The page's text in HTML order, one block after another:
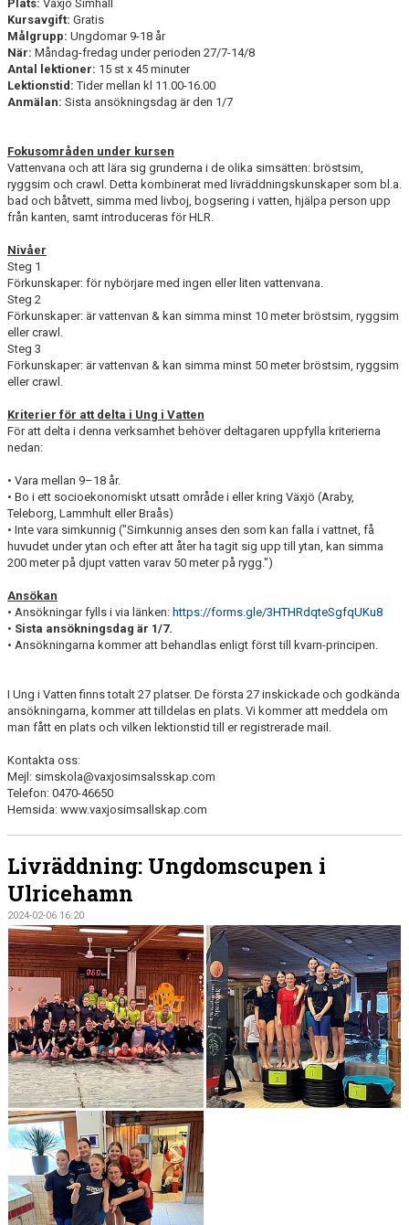
Plats: Växjö Simhall
Kursavgift: Gratis
Målgrupp: Ungdomar 9-18 år
När: Måndag-fredag under perioden 27/7-14/8
Antal lektioner: 15 st x 45 minuter
Lektionstid: Tider mellan kl 11.00-16.00
Anmälan: Sista ansökningsdag är den 1/7
Fokusområden under kursen
Vattenvana och att lära sig grunderna i de olika simsätten: bröstsim,
ryggsim och crawl. Detta kombinerat med livräddningskunskaper som bl.a.
bad och båtvett, simma med livboj, bogsering i vatten, hjälpa person upp
från kanten, samt introduceras för HLR.
Nivåer
Steg 1
Förkunskaper: för nybörjare med ingen eller liten vattenvana.
Steg 2
Förkunskaper: är vattenvan & kan simma minst 10 meter bröstsim, ryggsim
eller crawl.
Steg 3
Förkunskaper: är vattenvan & kan simma minst 50 meter bröstsim, ryggsim
eller crawl.
Kriterier för att delta i Ung i Vatten
För att delta i denna verksamhet behöver deltagaren uppfylla kriterierna
nedan:
• Vara mellan 9–18 år.
• Bo i ett socioekonomiskt utsatt område i eller kring Växjö (Araby,
Teleborg, Lammhult eller Braås)
• Inte vara simkunnig ("Simkunnig anses den som kan falla i vattnet, få
huvudet under ytan och efter att åter ha tagit sig upp till ytan, kan simma
200 meter på djupt vatten varav 50 meter på rygg.")
Ansökan
• Ansökningar fylls i via länken: https://forms.gle/3HTHRdqteSgfqUKu8
• Sista ansökningsdag är 1/7.
• Ansökningarna kommer att behandlas enligt först till kvarn-principen.
I Ung i Vatten finns totalt 27 platser. De första 27 inskickade och godkända
ansökningarna, kommer att tilldelas en plats. Vi kommer att meddela om
man fått en plats och vilken lektionstid till er registrerade mail.
Kontakta oss:
Mejl: simskola@vaxjosimsalsskap.com
Telefon: 0470-46650
Hemsida: www.vaxjosimsallskap.com
Livräddning: Ungdomscupen i
Ulricehamn
2024-02-06 16:20